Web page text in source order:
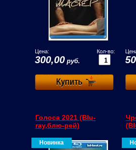
Цена:
300,00 руб.
Кол-во:
Голоса 2021 (Blu-
ray,блю-рей)
Новинка